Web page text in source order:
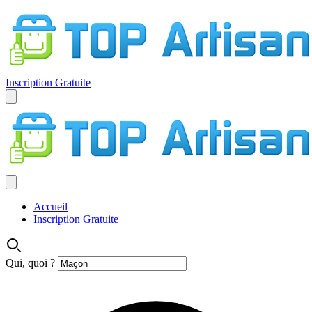
Inscription Gratuite
Accueil
Inscription Gratuite
Qui, quoi ?